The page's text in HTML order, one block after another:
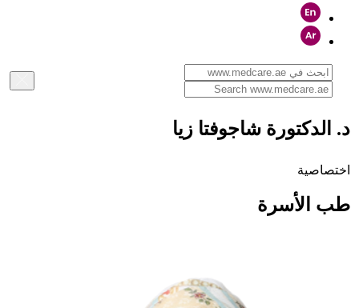
د. الدكتورة شاجوفتا زيا
اختصاصية
طب الأسرة